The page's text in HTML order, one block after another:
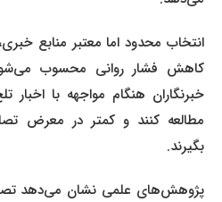
انتخاب محدود اما معتبر منابع خبری،
کاهش فشار روانی محسوب
خبرنگاران هنگام مواجهه با اخبار
مطالعه کنند و کمتر در معرض
بگیرند.
پژوهش‌های علمی نشان می‌دهد